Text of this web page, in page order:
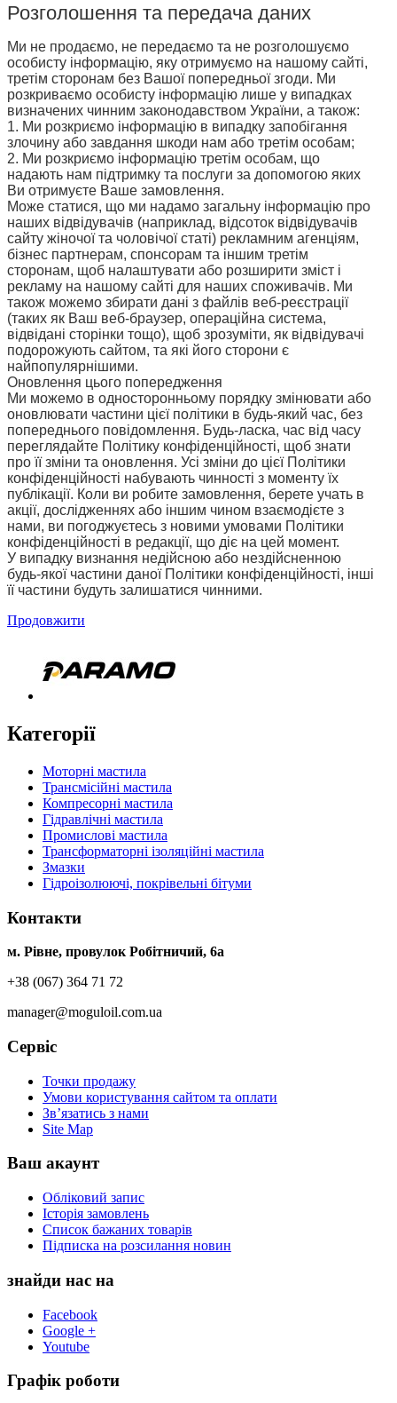
Розголошення та передача даних
Ми не продаємо, не передаємо та не розголошуємо
особисту інформацію, яку отримуємо на нашому сайті,
третім сторонам без Вашої попередньої згоди. Ми
розкриваємо особисту інформацію лише у випадках
визначених чинним законодавством України, а також:
1. Ми розкриємо інформацію в випадку запобігання
злочину або завдання шкоди нам або третім особам;
2. Ми розкриємо інформацію третім особам, що
надають нам підтримку та послуги за допомогою яких
Ви отримуєте Ваше замовлення.
Може статися, що ми надамо загальну інформацію про
наших відвідувачів (наприклад, відсоток відвідувачів
сайту жіночої та чоловічої статі) рекламним агенціям,
бізнес партнерам, спонсорам та іншим третім
сторонам, щоб налаштувати або розширити зміст і
рекламу на нашому сайті для наших споживачів. Ми
також можемо збирати дані з файлів веб-реєстрації
(таких як Ваш веб-браузер, операційна система,
відвідані сторінки тощо), щоб зрозуміти, як відвідувачі
подорожують сайтом, та які його сторони є
найпопулярнішими.
Оновлення цього попередження
Ми можемо в односторонньому порядку змінювати або
оновлювати частини цієї політики в будь-який час, без
попереднього повідомлення. Будь-ласка, час від часу
переглядайте Політику конфіденційності, щоб знати
про її зміни та оновлення. Усі зміни до цієї Політики
конфіденційності набувають чинності з моменту їх
публікації. Коли ви робите замовлення, берете учать в
акції, дослідженнях або іншим чином взаємодієте з
нами, ви погоджуєтесь з новими умовами Політики
конфіденційності в редакції, що діє на цей момент.
У випадку визнання недійсною або нездійсненною
будь-якої частини даної Політики конфіденційності, інші
її частини будуть залишатися чинними.
Продовжити
Категорії
Моторні мастила
Трансмісійні мастила
Компресорні мастила
Гідравлічні мастила
Промислові мастила
Трансформаторні ізоляційні мастила
Змазки
Гідроізолюючі, покрівельні бітуми
Контакти
м. Рівне, провулок Робітничий, 6а
+38 (067) 364 71 72
manager@moguloil.com.ua
Сервіс
Точки продажу
Умови користування сайтом та оплати
Зв’язатись з нами
Site Map
Ваш акаунт
Обліковий запис
Історія замовлень
Список бажаних товарів
Підписка на розсилання новин
знайди нас на
Facebook
Google +
Youtube
Графік роботи